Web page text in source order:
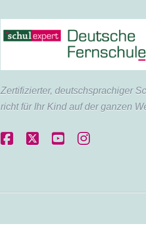
Zertifi­zierter, deutsch­sprachiger
richt für Ihr Kind auf der ganzen